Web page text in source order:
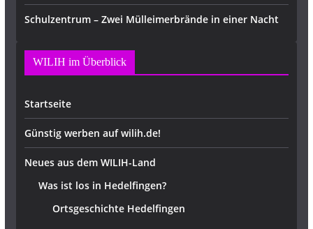
Schulzentrum – Zwei Mülleimerbrände in einer Nacht
WILIH im Überblick
Startseite
Günstig werben auf wilih.de!
Neues aus dem WILIH-Land
Was ist los in Hedelfingen?
Ortsgeschichte Hedelfingen